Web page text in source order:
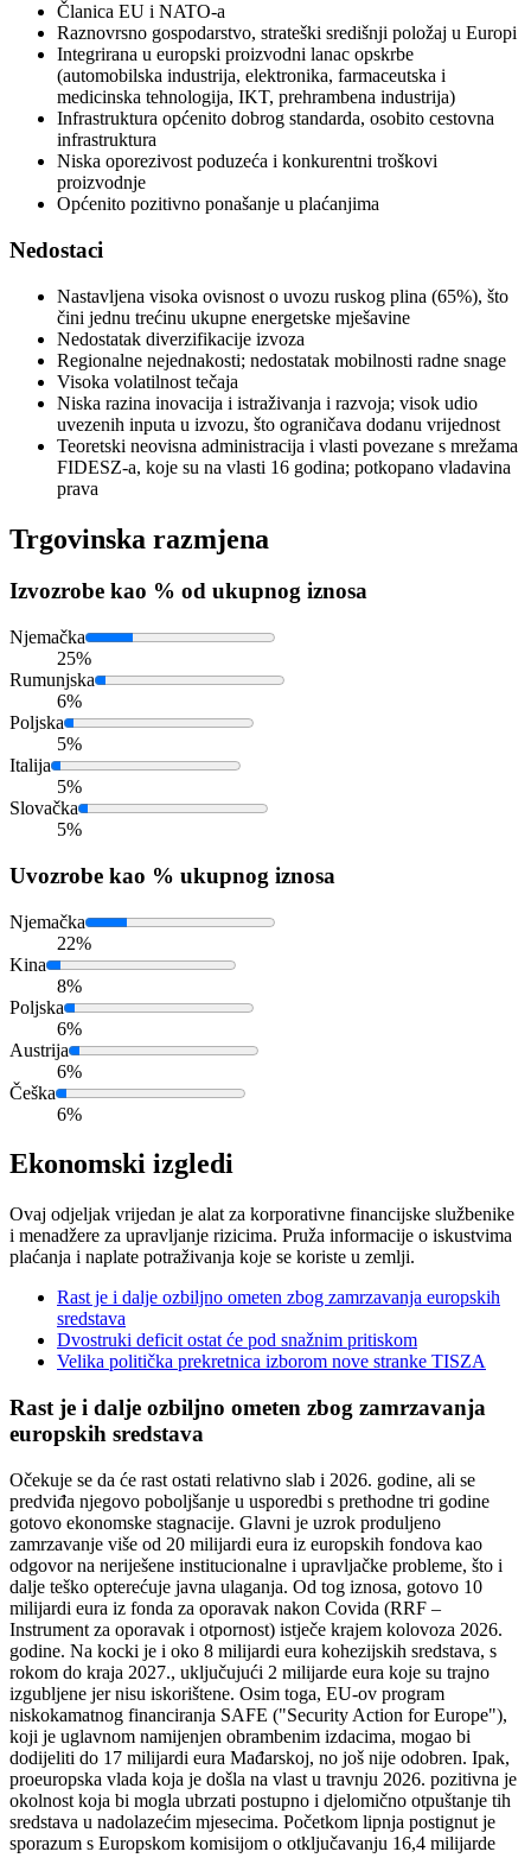
Članica EU i NATO-a
Raznovrsno gospodarstvo, strateški središnji položaj u Europi
Integrirana u europski proizvodni lanac opskrbe
(automobilska industrija, elektronika, farmaceutska i
medicinska tehnologija, IKT, prehrambena industrija)
Infrastruktura općenito dobrog standarda, osobito cestovna
infrastruktura
Niska oporezivost poduzeća i konkurentni troškovi
proizvodnje
Općenito pozitivno ponašanje u plaćanjima
Nedostaci
Nastavljena visoka ovisnost o uvozu ruskog plina (65%), što
čini jednu trećinu ukupne energetske mješavine
Nedostatak diverzifikacije izvoza
Regionalne nejednakosti; nedostatak mobilnosti radne snage
Visoka volatilnost tečaja
Niska razina inovacija i istraživanja i razvoja; visok udio
uvezenih inputa u izvozu, što ograničava dodanu vrijednost
Teoretski neovisna administracija i vlasti povezane s mrežama
FIDESZ-a, koje su na vlasti 16 godina; potkopano vladavina
prava
Trgovinska razmjena
Izvozrobe kao % od ukupnog iznosa
Njemačka
25%
Rumunjska
6%
Poljska
5%
Italija
5%
Slovačka
5%
Uvozrobe kao % ukupnog iznosa
Njemačka
22%
Kina
8%
Poljska
6%
Austrija
6%
Češka
6%
Ekonomski izgledi
Ovaj odjeljak vrijedan je alat za korporativne financijske službenike
i menadžere za upravljanje rizicima. Pruža informacije o iskustvima
plaćanja i naplate potraživanja koje se koriste u zemlji.
Rast je i dalje ozbiljno ometen zbog zamrzavanja europskih
sredstava
Dvostruki deficit ostat će pod snažnim pritiskom
Velika politička prekretnica izborom nove stranke TISZA
Rast je i dalje ozbiljno ometen zbog zamrzavanja
europskih sredstava
Očekuje se da će rast ostati relativno slab i 2026. godine, ali se
predviđa njegovo poboljšanje u usporedbi s prethodne tri godine
gotovo ekonomske stagnacije. Glavni je uzrok produljeno
zamrzavanje više od 20 milijardi eura iz europskih fondova kao
odgovor na neriješene institucionalne i upravljačke probleme, što i
dalje teško opterećuje javna ulaganja. Od tog iznosa, gotovo 10
milijardi eura iz fonda za oporavak nakon Covida (RRF –
Instrument za oporavak i otpornost) istječe krajem kolovoza 2026.
godine. Na kocki je i oko 8 milijardi eura kohezijskih sredstava, s
rokom do kraja 2027., uključujući 2 milijarde eura koje su trajno
izgubljene jer nisu iskorištene. Osim toga, EU-ov program
niskokamatnog financiranja SAFE ("Security Action for Europe"),
koji je uglavnom namijenjen obrambenim izdacima, mogao bi
dodijeliti do 17 milijardi eura Mađarskoj, no još nije odobren. Ipak,
proeuropska vlada koja je došla na vlast u travnju 2026. pozitivna je
okolnost koja bi mogla ubrzati postupno i djelomično otpuštanje tih
sredstava u nadolazećim mjesecima. Početkom lipnja postignut je
sporazum s Europskom komisijom o otključavanju 16,4 milijarde